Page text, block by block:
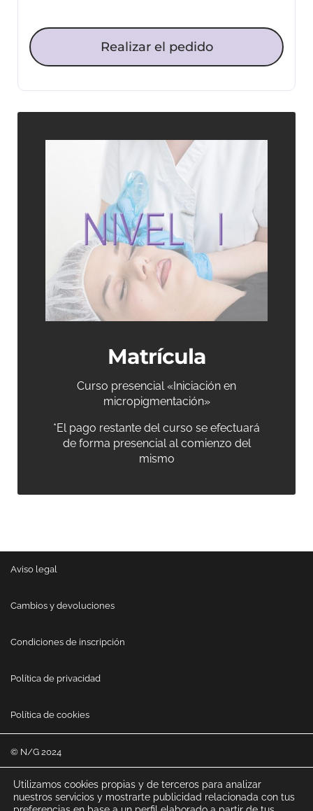
Realizar el pedido
Matrícula
Curso presencial «Iniciación en
micropigmentación»
*El pago restante del curso se efectuará
de forma presencial al comienzo del
mismo
Aviso legal
Cambios y devoluciones
Condiciones de inscripción
Política de privacidad
Política de cookies
© N/G 2024
Utilizamos cookies propias y de terceros para analizar
nuestros servicios y mostrarte publicidad relacionada con tus